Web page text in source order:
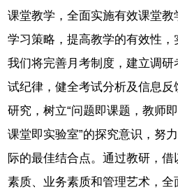
课堂教学，全面实施有效课堂
学习策略，提高教学的有效性
我们将完善月考制度，建立调
试纪律，健全考试分析及信息
研究，树立“问题即课题，教师
课堂即实验室”的探究意识，努
际的最佳结合点。通过教研，
素质、业务素质和管理艺术，